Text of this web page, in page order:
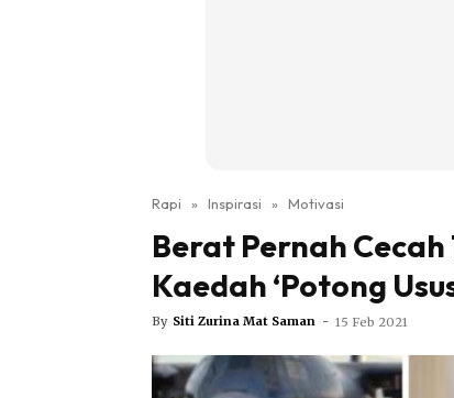
Rapi » Inspirasi » Motivasi
Berat Pernah Cecah
Kaedah ‘Potong
By Siti Zurina Mat Saman - 15 Feb 2021